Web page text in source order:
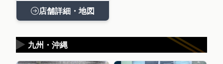
店舗詳細・地図
九州・沖縄
▶